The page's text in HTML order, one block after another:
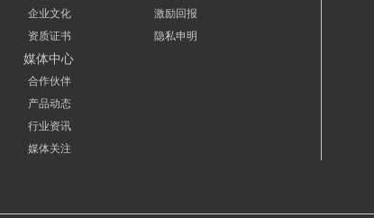
企业文化
资质证书
媒体中心
合作伙伴
产品动态
行业资讯
媒体关注
激励回报
隐私申明